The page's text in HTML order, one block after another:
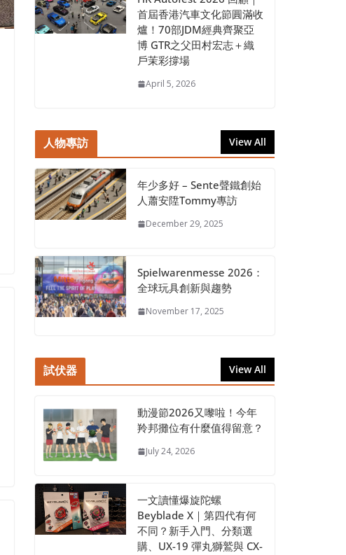
首屆香港汽車文化節圓滿收
爐！70部JDM經典齊聚亞
博 GTR之父田村宏志＋織
戶茉彩撐場
April 5, 2026
人物專訪 View All
年少多好 – Sente聲鐵創始
人蕭安陞Tommy專訪
December 29, 2025
Spielwarenmesse 2026：
全球玩具創新與趨勢
November 17, 2025
試伏器 View All
動漫節2026又嚟啦！今年
羚邦攤位有什麼值得留意？
July 24, 2026
一文讀懂爆旋陀螺
Beyblade X｜第四代有何
不同？新手入門、分類選
購、UX-19 彈丸獅鷲與 CX-